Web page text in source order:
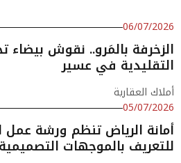
06/07/2026
الزخرفة بالمَرو.. نقوش بيضاء
التقليدية في عسير
أملاك العقارية
05/07/2026
أمانة الرياض تنظم ورشة
للتعريف بالموجهات